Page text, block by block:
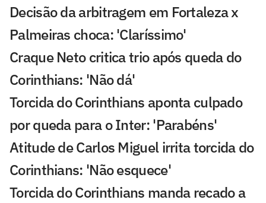
Decisão da arbitragem em Fortaleza x
Palmeiras choca: 'Claríssimo'
Craque Neto critica trio após queda do
Corinthians: 'Não dá'
Torcida do Corinthians aponta culpado
por queda para o Inter: 'Parabéns'
Atitude de Carlos Miguel irrita torcida do
Corinthians: 'Não esquece'
Torcida do Corinthians manda recado a